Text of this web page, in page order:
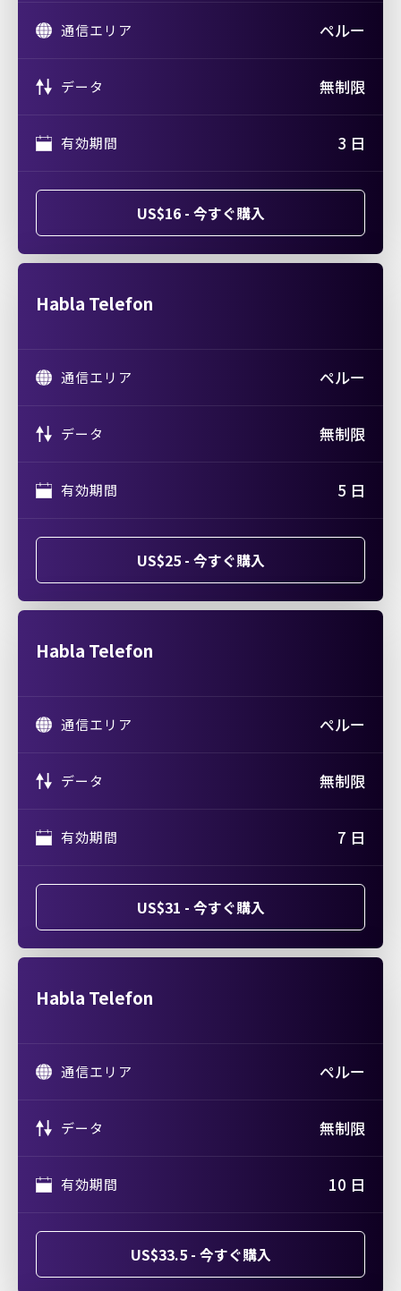
通信エリア ペルー
データ 無制限
有効期間 3 日
US$16 - 今すぐ購入
Habla Telefon
通信エリア ペルー
データ 無制限
有効期間 5 日
US$25 - 今すぐ購入
Habla Telefon
通信エリア ペルー
データ 無制限
有効期間 7 日
US$31 - 今すぐ購入
Habla Telefon
通信エリア ペルー
データ 無制限
有効期間 10 日
US$33.5 - 今すぐ購入